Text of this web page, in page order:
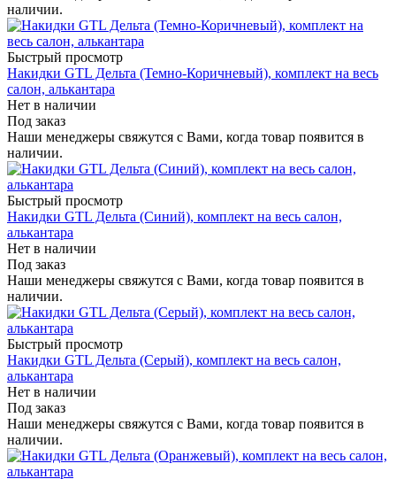
наличии.
Быстрый просмотр
Накидки GTL Дельта (Темно-Коричневый), комплект на весь
салон, алькантара
Нет в наличии
Под заказ
Наши менеджеры свяжутся с Вами, когда товар появится в
наличии.
Быстрый просмотр
Накидки GTL Дельта (Синий), комплект на весь салон,
алькантара
Нет в наличии
Под заказ
Наши менеджеры свяжутся с Вами, когда товар появится в
наличии.
Быстрый просмотр
Накидки GTL Дельта (Серый), комплект на весь салон,
алькантара
Нет в наличии
Под заказ
Наши менеджеры свяжутся с Вами, когда товар появится в
наличии.